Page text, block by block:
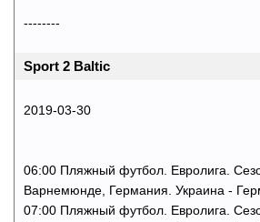
--------
Sport 2 Baltic
2019-03-30
06:00 Пляжный футбол. Евролига.
Варнемюнде, Германия. Украина -
07:00 Пляжный футбол. Евролига.